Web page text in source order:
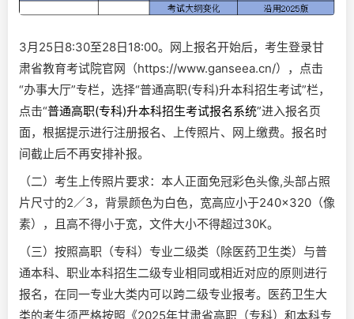
3月25日8:30至28日18:00。网上报名开始后，考生登录甘
肃省教育考试院官网（https://www.ganseea.cn/），点击
“办事大厅”专栏，选择“普通高职(专科)升本科招生考试”栏，
点击“普通高职(专科)升本科招生考试报名系统”进入报名页
面，根据提示进行注册报名、上传照片、网上缴费。报名时
间截止后不再安排补报。
（二）考生上传照片要求：本人正面免冠彩色头像,头部占照
片尺寸的2／3，背景颜色为白色，宽高应小于240×320（像
素），且高不得小于宽，文件大小不得超过30K。
（三）按照高职（专科）专业二级类（除医药卫生类）与普
通本科、职业本科招生二级专业相同或相近对应的原则进行
报名，在同一专业大类内可以跨二级专业报考。医药卫生大
类的考生须严格按照《2025年甘肃省高职（专科）和本科专